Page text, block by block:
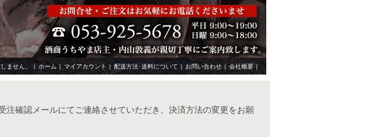
ません。 | ホーム| マイアカウント |配送方法･送料について | お問い合わせ| 会社概要 |
確認メールにてご連絡させていただき、決済方法の変更をお願